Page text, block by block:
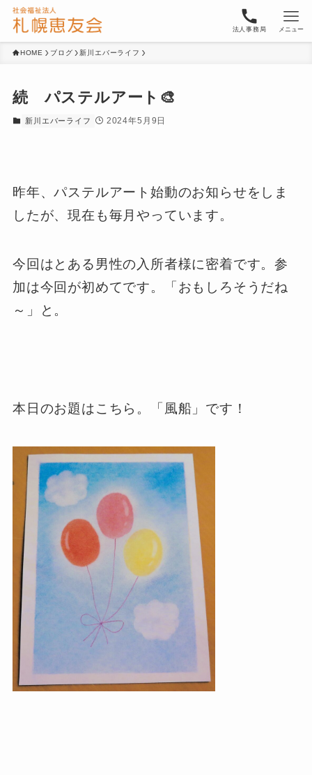
法人事務局 メニュー
HOME ブログ 新川エバーライフ
続 パステルアート🎨
新川エバーライフ 2024年5月9日
昨年、パステルアート始動のお知らせをしま
したが、現在も毎月やっています。
今回はとある男性の入所者様に密着です。参
加は今回が初めてです。「おもしろそうだね
～」と。
本日のお題はこちら。「風船」です！